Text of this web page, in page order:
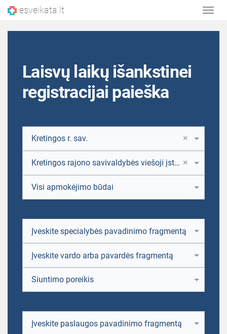
esveikata.lt
Laisvų laikų išankstinei
registracijai paieška
Kretingos r. sav. ×
Kretingos rajono savivaldybės viešoji įstaiga Kretingos pirminės sveikatos priežiūros centras, Kretinga, Žemaitės al. 1 ×
Visi apmokėjimo būdai
Įveskite specialybės pavadinimo fragmentą
Įveskite vardo arba pavardės fragmentą
Siuntimo poreikis
Įveskite paslaugos pavadinimo fragmentą